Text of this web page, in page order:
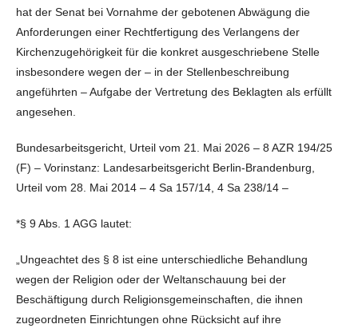
hat der Senat bei Vornahme der gebotenen Abwägung die
Anforderungen einer Rechtfertigung des Verlangens der
Kirchenzugehörigkeit für die konkret ausgeschriebene Stelle
insbesondere wegen der – in der Stellenbeschreibung
angeführten – Aufgabe der Vertretung des Beklagten als erfüllt
angesehen.
Bundesarbeitsgericht, Urteil vom 21. Mai 2026 – 8 AZR 194/25
(F) – Vorinstanz: Landesarbeitsgericht Berlin-Brandenburg,
Urteil vom 28. Mai 2014 – 4 Sa 157/14, 4 Sa 238/14 –
*§ 9 Abs. 1 AGG lautet:
„Ungeachtet des § 8 ist eine unterschiedliche Behandlung
wegen der Religion oder der Weltanschauung bei der
Beschäftigung durch Religionsgemeinschaften, die ihnen
zugeordneten Einrichtungen ohne Rücksicht auf ihre